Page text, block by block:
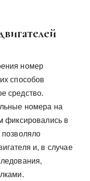
номер
способов
средство.
номера на
фиксировались в
и, в случае